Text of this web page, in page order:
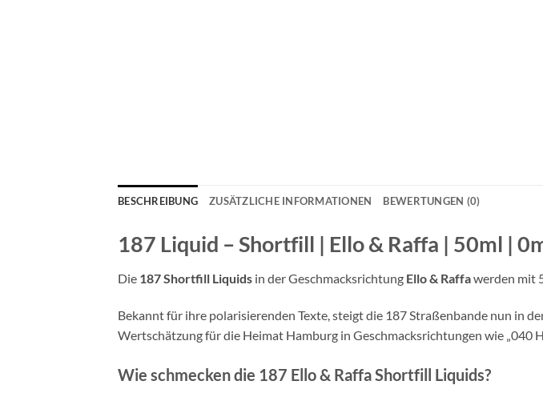
BESCHREIBUNG ZUSÄTZLICHE INFORMATIONEN BEWERTUNGEN (0)
187 Liquid – Shortfill | Ello & Raffa | 50ml |
Die 187 Shortfill Liquids in der Geschmacksrichtung Ello & Raffawerden mit
Bekannt für ihre polarisierenden Texte, steigt die 187 Straßenbande nun in
Wertschätzung für die Heimat Hamburg in Geschmacksrichtungen wie „040
Wie schmecken die 187 Ello & Raffa Shortfill Liquids?